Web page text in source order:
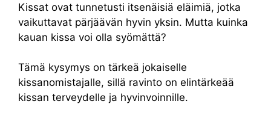
Kissat ovat tunnetusti itsenäisiä eläimiä, jotka
vaikuttavat pärjäävän hyvin yksin. Mutta kuinka
kauan kissa voi olla syömättä?
Tämä kysymys on tärkeä jokaiselle
kissanomistajalle, sillä ravinto on elintärkeää
kissan terveydelle ja hyvinvoinnille.